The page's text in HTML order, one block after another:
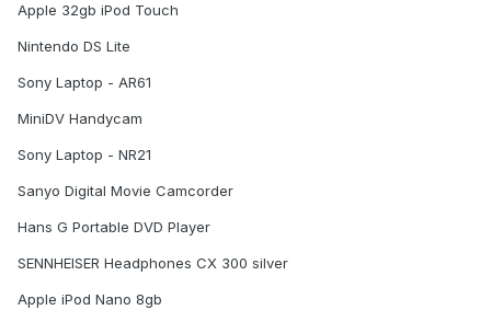
Apple 32gb iPod Touch
Nintendo DS Lite
Sony Laptop - AR61
MiniDV Handycam
Sony Laptop - NR21
Sanyo Digital Movie Camcorder
Hans G Portable DVD Player
SENNHEISER Headphones CX 300 silver
Apple iPod Nano 8gb